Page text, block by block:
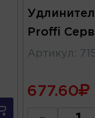
Proffi
Артикул :
677.60